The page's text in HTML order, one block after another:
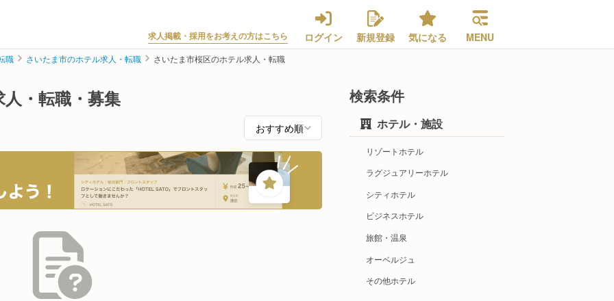
求人掲載・採用をお考えの方はこちら ログイン 新規登録 気になる MENU
職 さいたま市のホテル求人・転職 さいたま市桜区のホテル求人・転職
・転職・募集 検索条件
ホテル・施設
リゾートホテル
ラグジュアリーホテル
シティホテル
ビジネスホテル
旅館・温泉
オーベルジュ
その他ホテル